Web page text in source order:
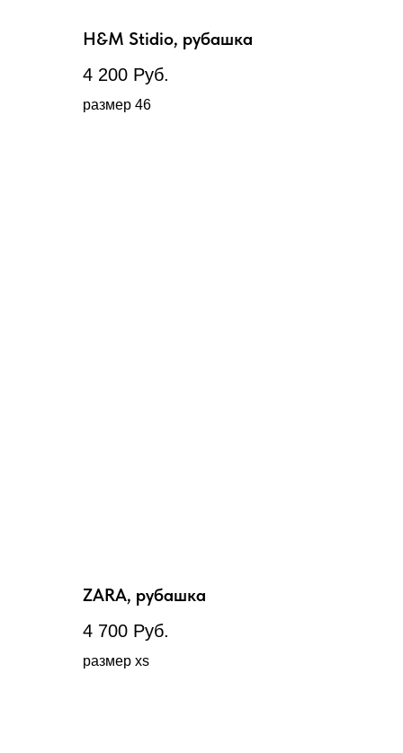
H&M Stidio, рубашка
4 200 Руб.
размер 46
ZARA, рубашка
4 700 Руб.
размер xs